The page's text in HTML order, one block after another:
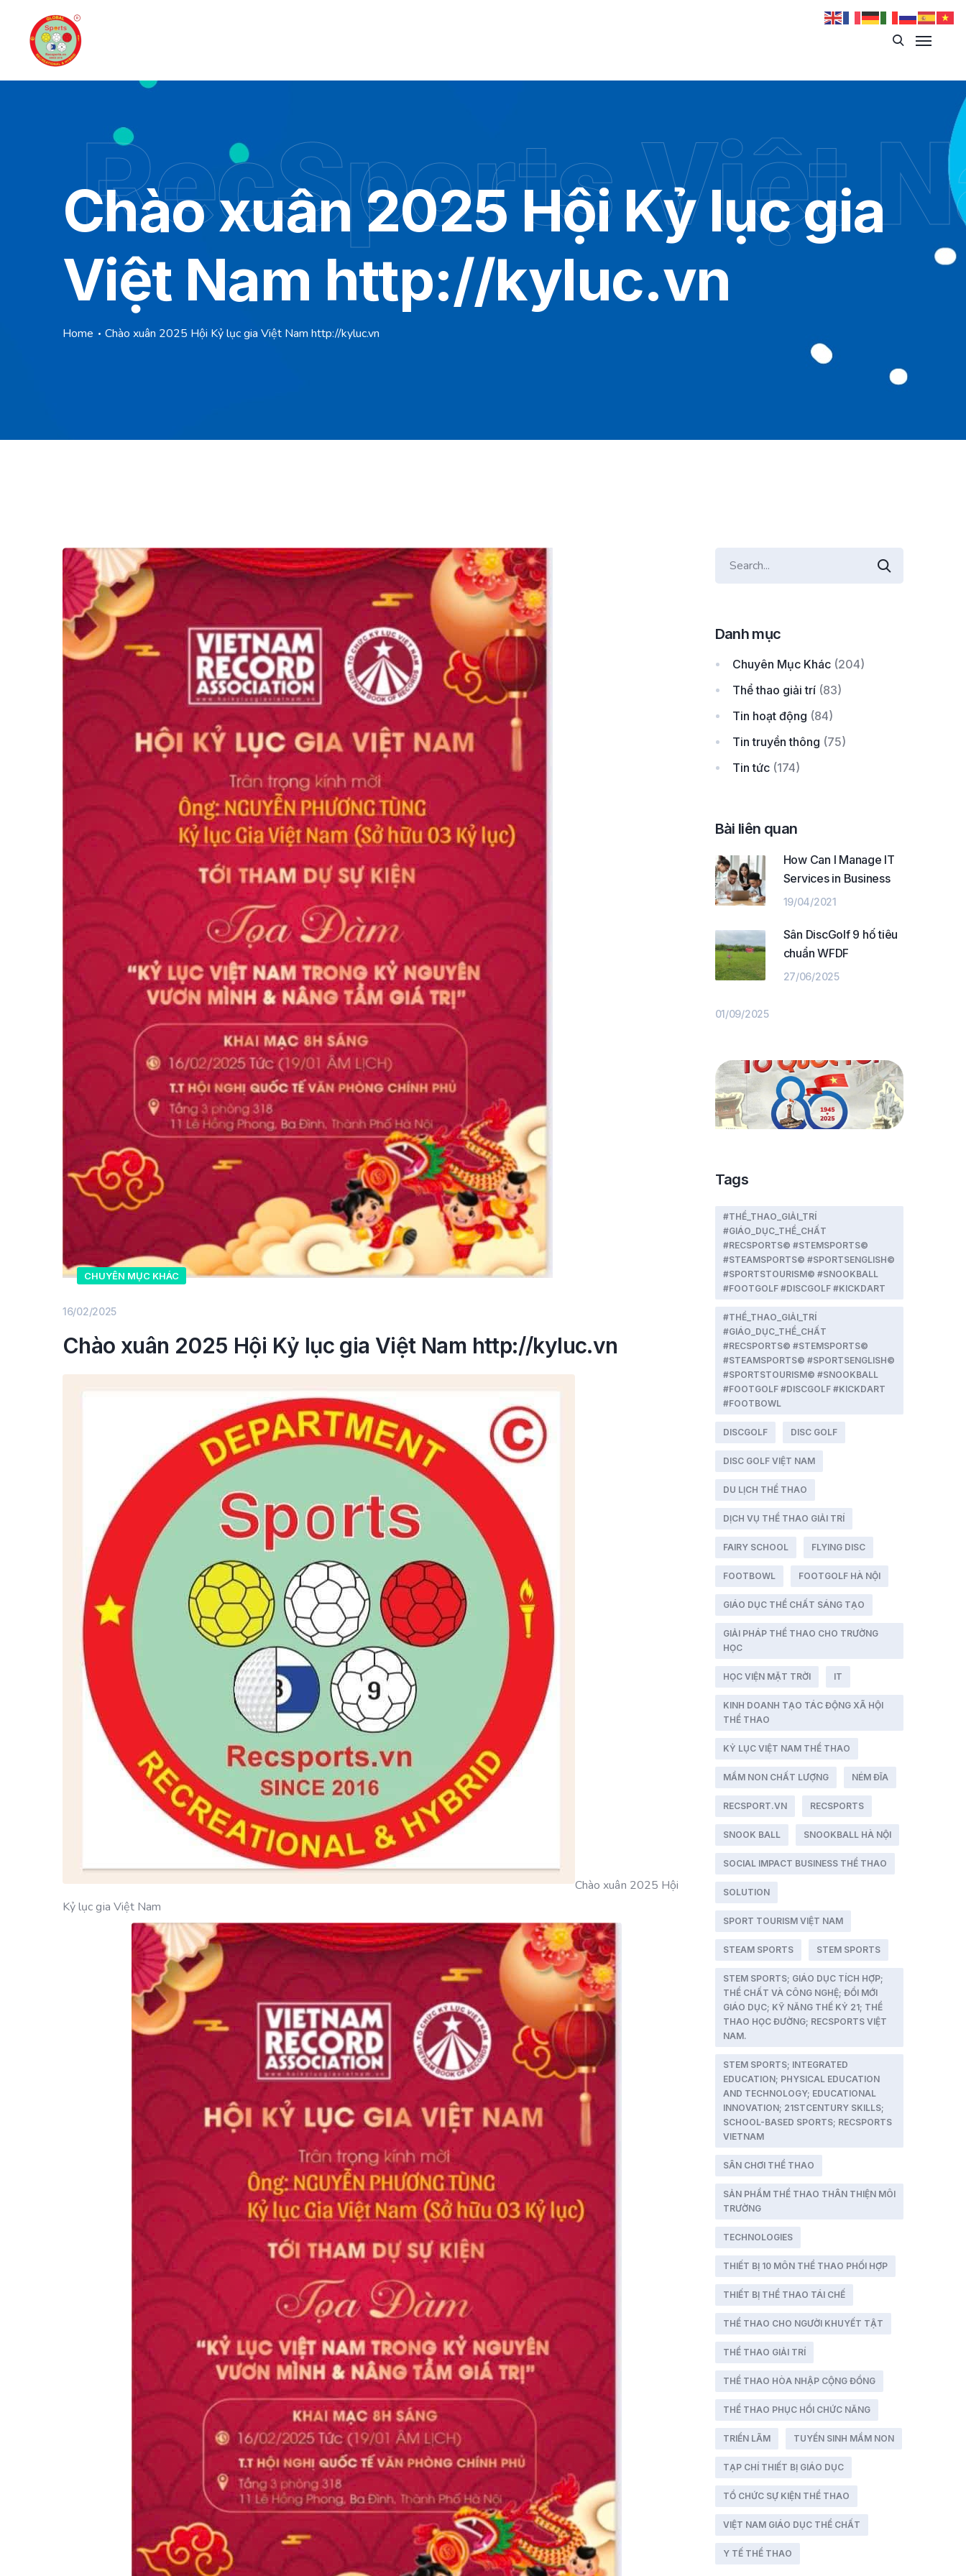
RecSports Việt
Chào xuân 2025 Hội Kỷ lục gia
Việt Nam http://kyluc.vn
Home Chào xuân 2025 Hội Kỷ lục gia Việt Nam http://kyluc.vn
CHUYÊN MỤC KHÁC
16/02/2025
Chào xuân 2025 Hội Kỷ lục gia Việt Nam http://kyluc.vn
Chào xuân 2025 Hội
Kỷ lục gia Việt Nam
Danh mục
Chuyên Mục Khác(204)
Thể thao giải trí(83)
Tin hoạt động (84)
Tin truyền thông (75)
Tin tức(174)
Bài liên quan
How Can I Manage IT
Services in Business
19/04/2021
Sân DiscGolf 9 hố tiêu
chuẩn WFDF
27/06/2025
01/09/2025
Tags
#THỂ_THAO_GIẢI_TRÍ
#GIÁO_DỤC_THỂ_CHẤT
#RECSPORTS© #STEMSPORTS©
#STEAMSPORTS© #SPORTSENGLISH©
#SPORTSTOURISM© #SNOOKBALL
#FOOTGOLF #DISCGOLF #KICKDART
#THỂ_THAO_GIẢI_TRÍ
#GIÁO_DỤC_THỂ_CHẤT
#RECSPORTS© #STEMSPORTS©
#STEAMSPORTS© #SPORTSENGLISH©
#SPORTSTOURISM© #SNOOKBALL
#FOOTGOLF #DISCGOLF #KICKDART
#FOOTBOWL
DISCGOLF DISC GOLF
DISC GOLF VIỆT NAM
DU LỊCH THỂ THAO
DỊCH VỤ THỂ THAO GIẢI TRÍ
FAIRY SCHOOL FLYING DISC
FOOTBOWL FOOTGOLF HÀ NỘI
GIÁO DỤC THỂ CHẤT SÁNG TẠO
GIẢI PHÁP THỂ THAO CHO TRƯỜNG
HỌC
HỌC VIỆN MẶT TRỜI IT
KINH DOANH TẠO TÁC ĐỘNG XÃ HỘI
THỂ THAO
KỶ LỤC VIỆT NAM THỂ THAO
MẦM NON CHẤT LƯỢNG NÉM ĐĨA
RECSPORT.VN RECSPORTS
SNOOK BALL SNOOKBALL HÀ NỘI
SOCIAL IMPACT BUSINESS THỂ THAO
SOLUTION
SPORT TOURISM VIỆT NAM
STEAM SPORTS STEM SPORTS
STEM SPORTS; GIÁO DỤC TÍCH HỢP;
THỂ CHẤT VÀ CÔNG NGHỆ; ĐỔI MỚI
GIÁO DỤC; KỸ NĂNG THẾ KỶ 21; THỂ
THAO HỌC ĐƯỜNG; RECSPORTS VIỆT
NAM.
STEM SPORTS; INTEGRATED
EDUCATION; PHYSICAL EDUCATION
AND TECHNOLOGY; EDUCATIONAL
INNOVATION; 21STCENTURY SKILLS;
SCHOOL-BASED SPORTS; RECSPORTS
VIETNAM
SÂN CHƠI THỂ THAO
SẢN PHẨM THỂ THAO THÂN THIỆN MÔI
TRƯỜNG
TECHNOLOGIES
THIẾT BỊ 10 MÔN THỂ THAO PHỐI HỢP
THIẾT BỊ THỂ THAO TÁI CHẾ
THỂ THAO CHO NGƯỜI KHUYẾT TẬT
THỂ THAO GIẢI TRÍ
THỂ THAO HÒA NHẬP CỘNG ĐỒNG
THỂ THAO PHỤC HỒI CHỨC NĂNG
TRIỂN LÃM TUYỂN SINH MẦM NON
TẠP CHÍ THIẾT BỊ GIÁO DỤC
TỔ CHỨC SỰ KIỆN THỂ THAO
VIỆT NAM GIÁO DỤC THỂ CHẤT
Y TẾ THỂ THAO